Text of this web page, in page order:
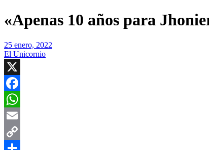
«Apenas 10 años para
25 enero, 2022
El Unicornio
X
Facebook
WhatsApp
Email
Copy